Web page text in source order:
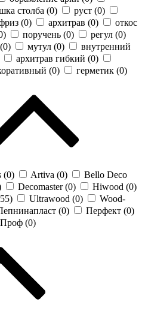
столба (0) руст (0)
(0) архитрав (0)
откос
) поручень (0) регул (0)
0) мутул (0)
внутренний
архитрав гибкий (0)
(0) герметик (0)
(0) Artiva (0)
Bello Deco
Decomaster (0) Hiwood (0)
55) Ultrawood (0)
Wood-
(0) Перфект (0)
(0)